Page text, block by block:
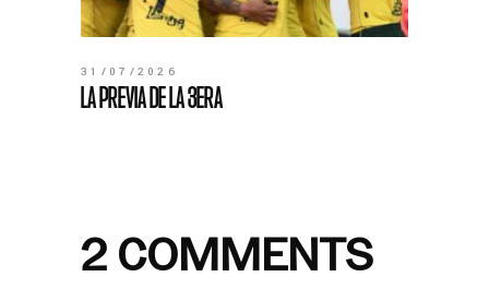
31/07/2026
LA PREVIA DE LA 3ERA
2 COMMENTS